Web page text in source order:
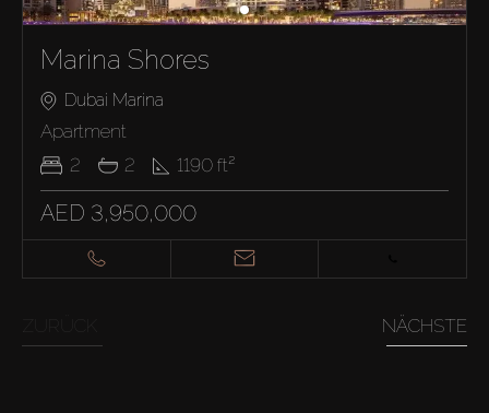
Marina Shores
Dubai Marina
Apartment
2
2 1190 ft²
AED 3,950,000
NÄCHSTE